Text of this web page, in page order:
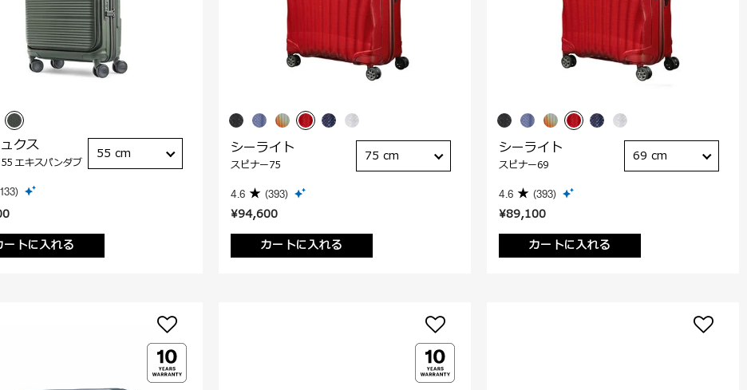
ートに入れる
クス
エキスパンダブ
55 cm
¥94,600
カートに入れる
シーライト
スピナー75
4.6 (393)
75 cm
¥89,100
カートに入れる
シーライト
スピナー69
4.6 (393)
69 cm